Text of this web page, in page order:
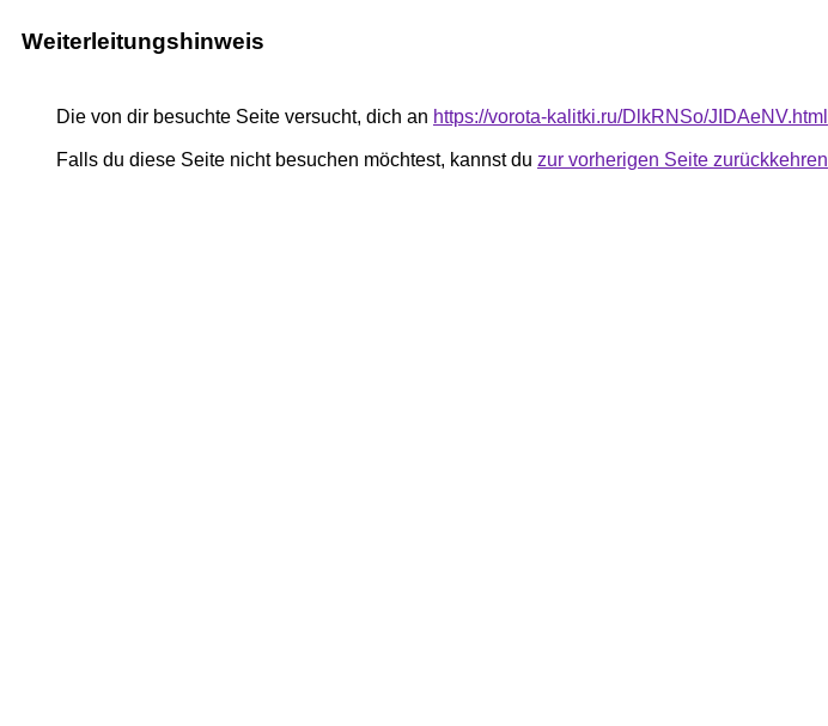
Weiterleitungshinweis
Die von dir besuchte Seite versucht, dich an https://vorota-kalitki.ru/DlkRNSo/JIDAeNV.html
Falls du diese Seite nicht besuchen möchtest, kannst du zur vorherigen Seite zurückkehren